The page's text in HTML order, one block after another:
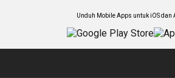
Unduh Mobile Apps untuk iOS dan